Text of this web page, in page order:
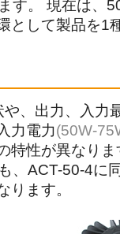
す。 現在は、
として製品を1
、出力、入力
力電力(50W-
特性が異なり
、ACT-50-4に
ります。